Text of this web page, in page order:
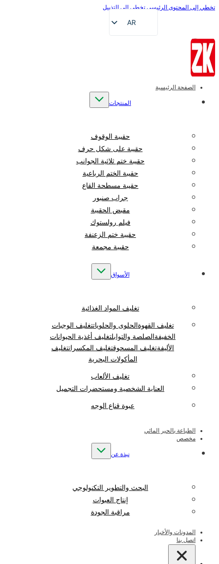
تخطي إلى المحتوى الرئيسي تخطي إلى التذييل
AR
EN
الصفحة الرئيسية
المنتجات
حقيبة الوقوف
حقيبة على شكل حرف
حقيبة ختم ثلاثية الجوانب
حقيبة الختم الرباعية
حقيبة مسطحة القاع
جراب صنبور
مقبض الحقيبة
فيلم رولستوك
حقيبة ختم الزعنفة
حقيبة مجمعة
الأسواق
تغليف المواد الغذائية
تغليف القهوةالحلوى والحلوياتتغليف الوجبات
الخفيفةالصلصة والتوابلتغليف أغذية الحيوانات
الأليفةتغليف المسحوقتغليف المكسراتتغليف
المأكولات البحرية
تغليف الألعاب
العناية الشخصية ومستحضرات التجميل
عبوة قناع الوجه
الطباعة بالحبر المائي
مخصص
نبذة عن
البحث والتطوير التكنولوجي
إنتاج العبوات
مراقبة الجودة
المدونات والأخبار
اتصل بنا